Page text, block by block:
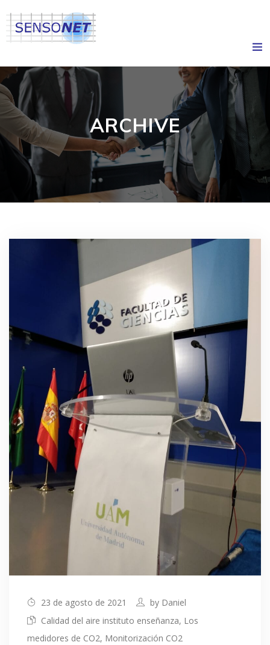
ARCHIVE
23 de agosto de 2021 by Daniel
Calidad del aire instituto enseñanza, Los
medidores de CO2, Monitorización CO2